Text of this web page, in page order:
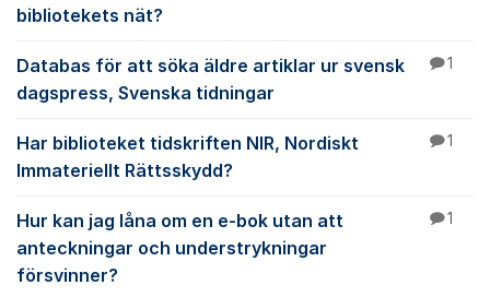
bibliotekets nät?
Databas för att söka äldre artiklar ur svensk
dagspress, Svenska tidningar
1
Har biblioteket tidskriften NIR, Nordiskt
Immateriellt Rättsskydd?
1
Hur kan jag låna om en e-bok utan att
anteckningar och understrykningar
försvinner?
1